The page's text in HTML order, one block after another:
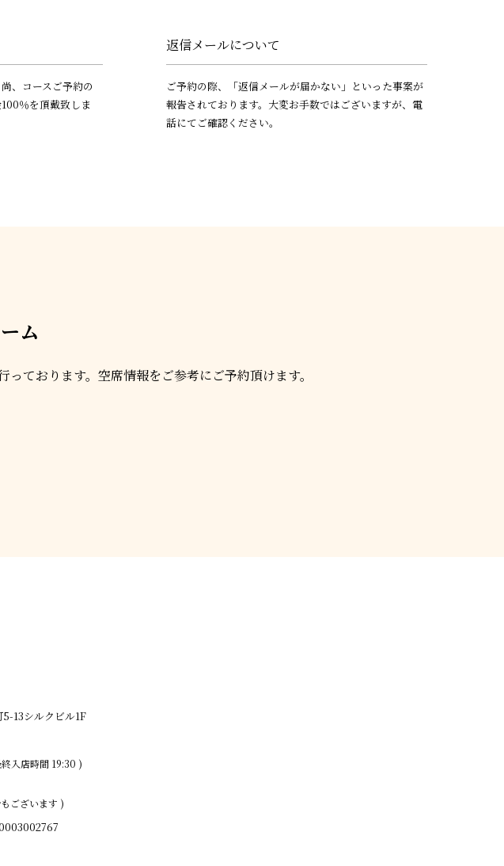
、コースご予約の
％を頂戴致しま
返信メールについて
ご予約の際、「返信メールが届かない」といった事案が
報告されております。大変お手数ではございますが、電
話にてご確認ください。
ム
ております。空席情報をご参考にご予約頂けます。
13シルクビル1F
終入店時間 19:30 )
ございます )